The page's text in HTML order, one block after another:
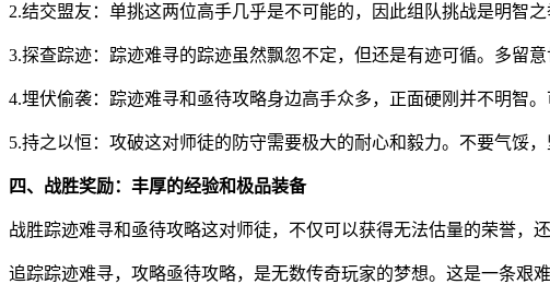
2.结交盟友：单挑这两位高手几乎是不可能的，因此组队挑战是明智
3.探查踪迹：踪迹难寻的踪迹虽然飘忽不定，但还是有迹可循。多留
4.埋伏偷袭：踪迹难寻和亟待攻略身边高手众多，正面硬刚并不明智
5.持之以恒：攻破这对师徒的防守需要极大的耐心和毅力。不要气馁
四、战胜奖励：丰厚的经验和极品装备
战胜踪迹难寻和亟待攻略这对师徒，不仅可以获得无法估量的荣誉，
追踪踪迹难寻，攻略亟待攻略，是无数传奇玩家的梦想。这是一条艰